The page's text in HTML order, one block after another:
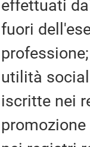
effettuati
fuori
utilità
iscritte nei